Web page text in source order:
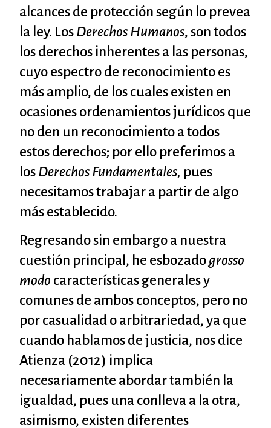
alcances de protección según lo prevea
la ley. Los Derechos Humanos, son todos
los derechos inherentes a las personas,
cuyo espectro de reconocimiento es
más amplio, de los cuales existen en
ocasiones ordenamientos jurídicos que
no den un reconocimiento a todos
estos derechos; por ello preferimos a
los Derechos Fundamentales, pues
necesitamos trabajar a partir de algo
más establecido.
Regresando sin embargo a nuestra
cuestión principal, he esbozado grosso
modo características generales y
comunes de ambos conceptos, pero no
por casualidad o arbitrariedad, ya que
cuando hablamos de justicia, nos dice
Atienza (2012) implica
necesariamente abordar también la
igualdad, pues una conlleva a la otra,
asimismo, existen diferentes